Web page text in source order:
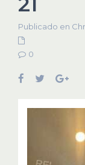
Publicado en
0